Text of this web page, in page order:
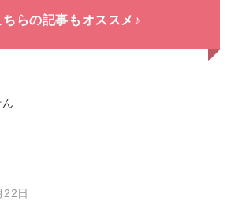
ちらの記事もオススメ♪
日